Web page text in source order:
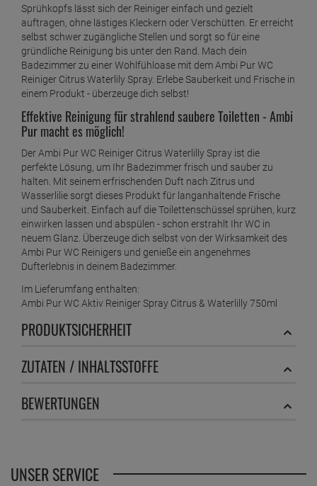
Sprühkopfs lässt sich der Reiniger einfach und gezielt
auftragen, ohne lästiges Kleckern oder Verschütten. Er erreicht
selbst schwer zugängliche Stellen und sorgt so für eine
gründliche Reinigung bis unter den Rand. Mach dein
Badezimmer zu einer Wohlfühloase mit dem Ambi Pur WC
Reiniger Citrus Waterlily Spray. Erlebe Sauberkeit und Frische in
einem Produkt - überzeuge dich selbst!
Effektive Reinigung für strahlend saubere Toiletten - Ambi
Pur macht es möglich!
Der Ambi Pur WC Reiniger Citrus Waterlilly Spray ist die
perfekte Lösung, um Ihr Badezimmer frisch und sauber zu
halten. Mit seinem erfrischenden Duft nach Zitrus und
Wasserlilie sorgt dieses Produkt für langanhaltende Frische
und Sauberkeit. Einfach auf die Toilettenschüssel sprühen, kurz
einwirken lassen und abspülen - schon erstrahlt Ihr WC in
neuem Glanz. Überzeuge dich selbst von der Wirksamkeit des
Ambi Pur WC Reinigers und genieße ein angenehmes
Dufterlebnis in deinem Badezimmer.
Im Lieferumfang enthalten:
Ambi Pur WC Aktiv Reiniger Spray Citrus & Waterlilly 750ml
PRODUKTSICHERHEIT
ZUTATEN / INHALTSSTOFFE
BEWERTUNGEN
UNSER SERVICE